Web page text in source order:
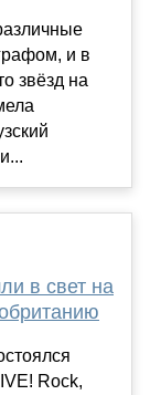
и в
звёзд на
в свет на
Rock,